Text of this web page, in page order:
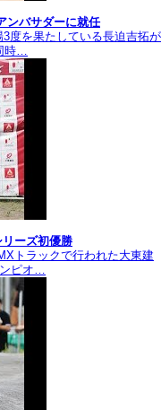
ンバサダーに就任
度を果たしている長迫吉拓が
時…
ーズ初優勝
トラックで行われた大東建
ピオ…